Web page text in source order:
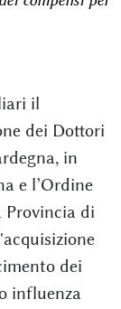
il
dei Dottori
in
e l’Ordine
Provincia di
dei
influenza